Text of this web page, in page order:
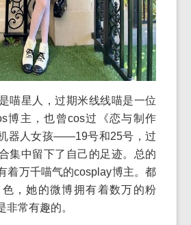
喵星人，过期米线线喵是一位
博主，也曾cos过《恋与制作
器人女孩——19号和25号，过
集中留下了自己的足迹。总的
着万千喵气的cosplay博主。都
，她的微博拥有着数万的粉
非常有趣的。